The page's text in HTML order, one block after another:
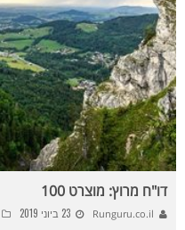
דו"ח מרוץ: מוצרט 100
Runguru.co.il 23 ביוני 2019